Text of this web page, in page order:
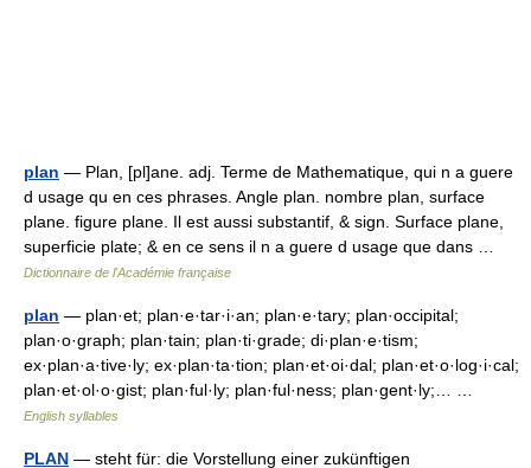
plan — Plan, [pl]ane. adj. Terme de Mathematique, qui n a guere
d usage qu en ces phrases. Angle plan. nombre plan, surface
plane. figure plane. Il est aussi substantif, & sign. Surface plane,
superficie plate; & en ce sens il n a guere d usage que dans …
Dictionnaire de l'Académie française
plan — plan·et; plan·e·tar·i·an; plan·e·tary; plan·occipital;
plan·o·graph; plan·tain; plan·ti·grade; di·plan·e·tism;
ex·plan·a·tive·ly; ex·plan·ta·tion; plan·et·oi·dal; plan·et·o·log·i·cal;
plan·et·ol·o·gist; plan·ful·ly; plan·ful·ness; plan·gent·ly;… …
English syllables
PLAN — steht für: die Vorstellung einer zukünftigen